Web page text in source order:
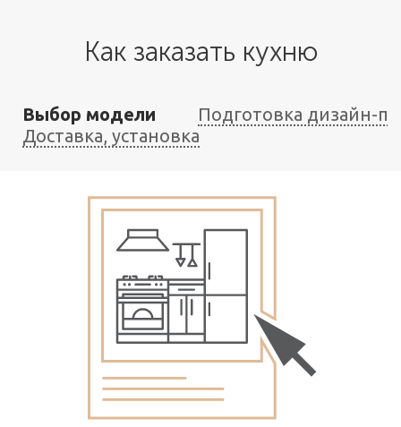
Как заказать кухню
Выбор модели
Подготовка дизайн-
Доставка, установка